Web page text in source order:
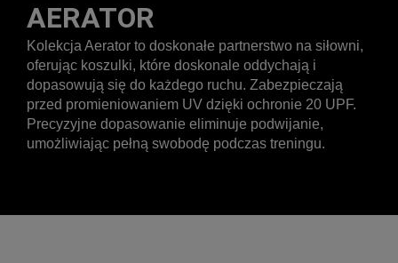
AERATOR
Kolekcja Aerator to doskonałe partnerstwo na siłowni,
oferując koszulki, które doskonale oddychają i
dopasowują się do każdego ruchu. Zabezpieczają
przed promieniowaniem UV dzięki ochronie 20 UPF.
Precyzyjne dopasowanie eliminuje podwijanie,
umożliwiając pełną swobodę podczas treningu.